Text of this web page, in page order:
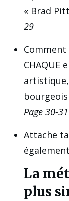
« Brad
29
CHAQUE
Page 30-31
Attache
La
plus